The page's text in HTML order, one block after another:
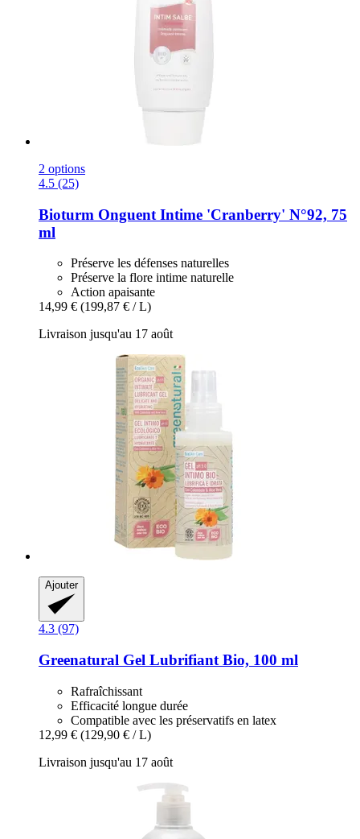
2 options
4.5 (25)
Bioturm Onguent Intime 'Cranberry' N°92, 75
ml
Préserve les défenses naturelles
Préserve la flore intime naturelle
Action apaisante
14,99 € (199,87 € / L)
Livraison jusqu'au 17 août
Ajouter
4.3 (97)
Greenatural Gel Lubrifiant Bio, 100 ml
Rafraîchissant
Efficacité longue durée
Compatible avec les préservatifs en latex
12,99 € (129,90 € / L)
Livraison jusqu'au 17 août